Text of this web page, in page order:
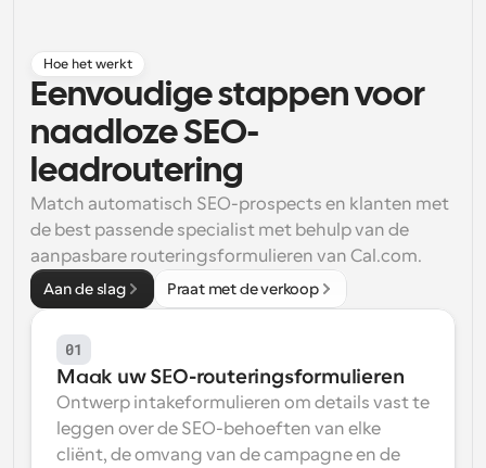
oproepen
Automatiseer planning en herinneringen
Blijf op de hoogte van het laatste nieuws en updates
Instant Vergaderingen
Ontmoet cliënten binnen enkele minuten
Dynamische Groep Links
Boek naadloos vergaderingen met meerdere mensen
Webhooks
Ontvang een melding wanneer er iets gebeurt
Hoe het werkt
Eenvoudige stappen voor
naadloze SEO-
leadroutering
Match automatisch SEO-prospects en klanten met
de best passende specialist met behulp van de
aanpasbare routeringsformulieren van Cal.com.
Aan de slag Praat met de verkoop
01
Maak uw SEO-routeringsformulieren
Ontwerp intakeformulieren om details vast te
leggen over de SEO-behoeften van elke
cliënt, de omvang van de campagne en de